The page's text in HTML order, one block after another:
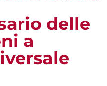
delle
a